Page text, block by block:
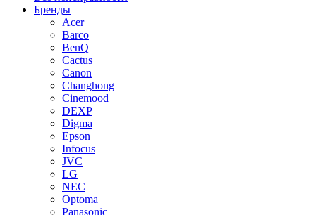
Бренды
Acer
Barco
BenQ
Cactus
Canon
Changhong
Cinemood
DEXP
Digma
Epson
Infocus
JVC
LG
NEC
Optoma
Panasonic